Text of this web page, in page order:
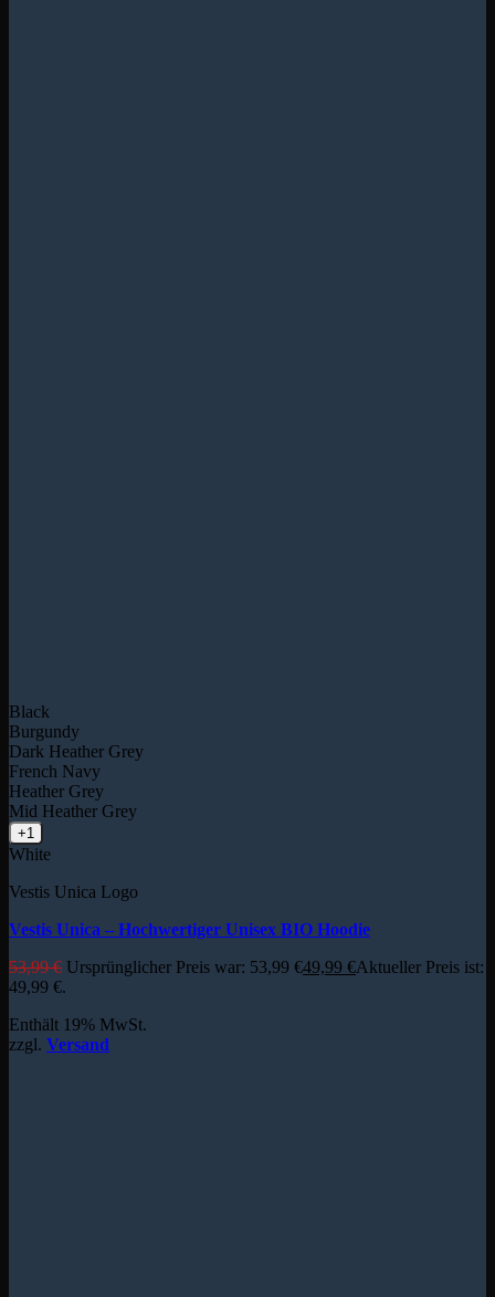
Black
Burgundy
Dark Heather Grey
French Navy
Heather Grey
Mid Heather Grey
+1
White
Vestis Unica Logo
Vestis Unica – Hochwertiger Unisex BIO Hoodie
53,99€ Ursprünglicher Preis war: 53,99 €49,99 €Aktueller Preis ist:
49,99 €.
Enthält 19% MwSt.
zzgl. Versand